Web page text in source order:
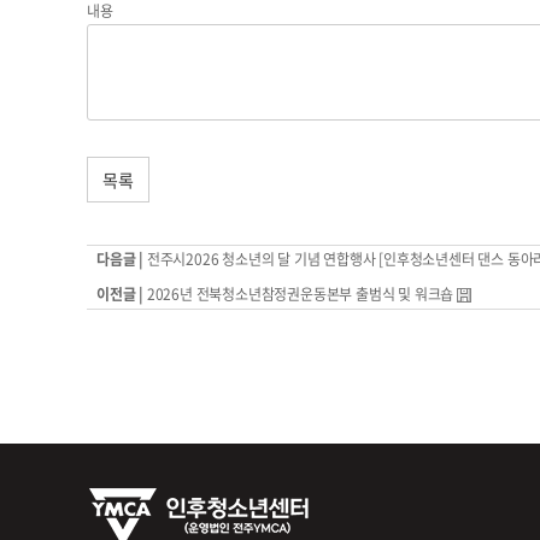
내용
목록
다음글 | 전주시2026 청소년의 달 기념 연합행사 [인후청소년센터 댄스 동아
이전글 | 2026년 전북청소년참정권운동본부 출범식 및 워크숍